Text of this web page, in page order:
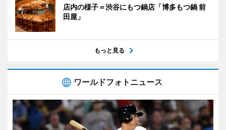
店内の様子＝渋谷にもつ鍋店「博多もつ鍋 前
田屋」
もっと見る
ワールドフォトニュース